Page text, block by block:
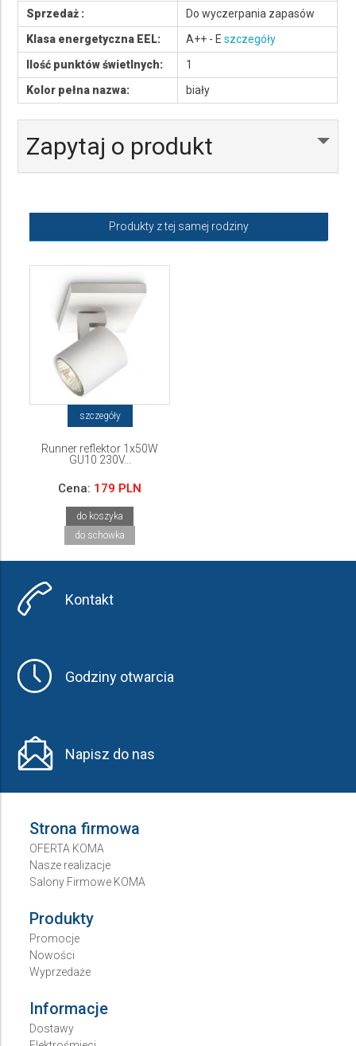
Sprzedaż :
Do wyczerpania zapasów
Klasa energetyczna EEL:
A++ - Eszczegóły
Ilość punktów świetlnych:
1
Kolor pełna nazwa:
biały
Zapytaj o produkt
Produkty z tej samej rodziny
szczegóły
Runner reflektor 1x50W
GU10 230V...
Cena: 179 PLN
do koszyka
do schowka
Kontakt
Godziny otwarcia
Napisz do nas
Strona firmowa
OFERTA KOMA
Nasze realizacje
Salony Firmowe KOMA
Produkty
Promocje
Nowości
Wyprzedaże
Informacje
Dostawy